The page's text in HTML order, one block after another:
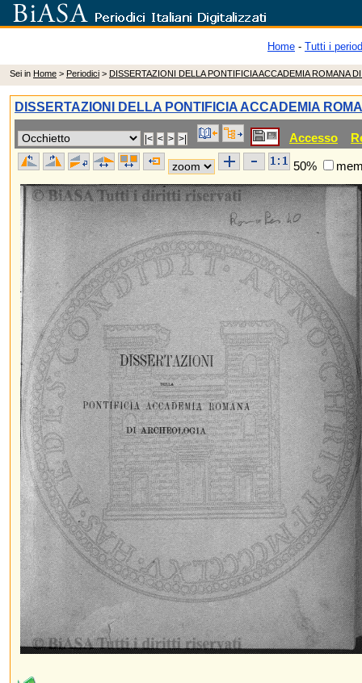
Home - Tutti i
Sei in Home > Periodici > DISSERTAZIONI DELLA PONTIFICIA ACCADEMIA ROMANA
DISSERTAZIONI DELLA PONTIFICIA ACCADEMIA
Accesso
50%